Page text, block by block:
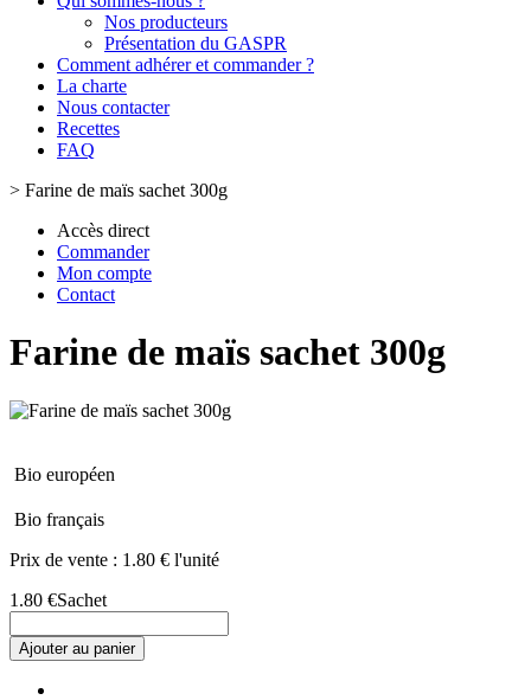
Nos producteurs
Présentation du GASPR
Comment adhérer et commander ?
La charte
Nous contacter
Recettes
FAQ
> Farine de maïs sachet 300g
Accès direct
Commander
Mon compte
Contact
Farine de maïs sachet 300g
Bio européen
Bio français
Prix de vente : 1.80 € l'unité
1.80 €Sachet
Ajouter au panier